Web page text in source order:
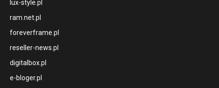
lux-style.pl
ram.net.pl
foreverframe.pl
reseller-news.pl
digitalbox.pl
e-bloger.pl